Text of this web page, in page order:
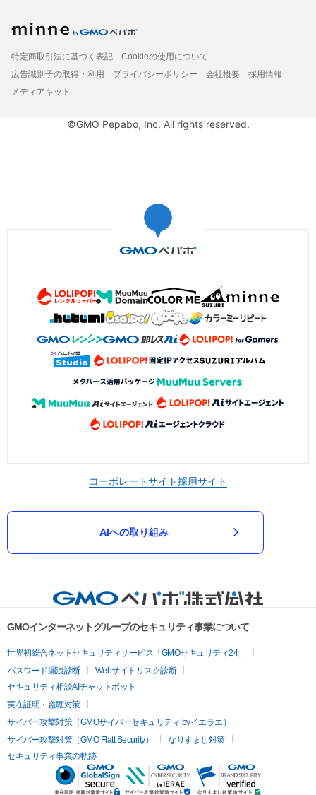
特定商取引法に基づく表記
Cookieの使用について
広告識別子の取得・利用
プライバシーポリシー 会社概要
採用情報
メディアキット
©GMO Pepabo, Inc. All rights reserved.
コーポレートサイト採用サイト
AIへの取り組み
GMOインターネットグループのセキュリティ事業について
世界初総合ネットセキュリティサービス「GMOセキュリティ24」
パスワード漏洩診断
Webサイトリスク診断
セキュリティ相談AIチャットボット
実在証明・盗聴対策
サイバー攻撃対策（GMOサイバーセキュリティ byイエラエ）
サイバー攻撃対策（GMO Flatt Security）
なりすまし対策
セキュリティ事業の軌跡